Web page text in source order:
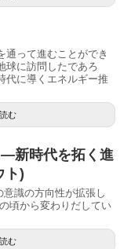
通って進むことができ
球に訪問したであろ
代に導くエネルギー推
む
新時代を拓く進
ト)
識の方向性が拡張し
頃から変わりだしてい
む